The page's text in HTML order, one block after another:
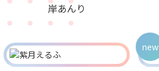
岸あんり
new